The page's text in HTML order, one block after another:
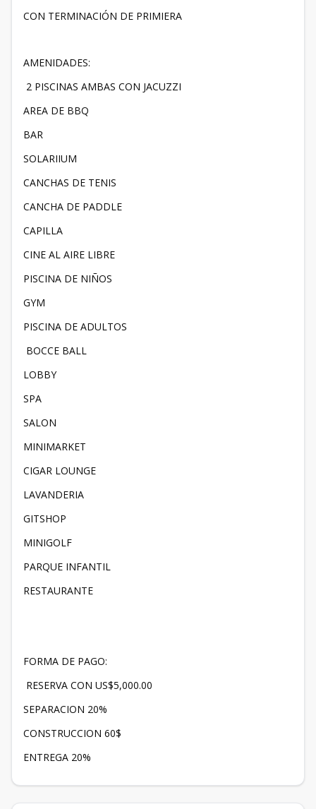
CON TERMINACIÓN DE PRIMIERA
AMENIDADES:
2 PISCINAS AMBAS CON JACUZZI
AREA DE BBQ
BAR
SOLARIIUM
CANCHAS DE TENIS
CANCHA DE PADDLE
CAPILLA
CINE AL AIRE LIBRE
PISCINA DE NIÑOS
GYM
PISCINA DE ADULTOS
BOCCE BALL
LOBBY
SPA
SALON
MINIMARKET
CIGAR LOUNGE
LAVANDERIA
GITSHOP
MINIGOLF
PARQUE INFANTIL
RESTAURANTE
FORMA DE PAGO:
RESERVA CON US$5,000.00
SEPARACION 20%
CONSTRUCCION 60$
ENTREGA 20%